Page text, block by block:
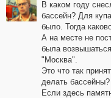
В каком году
бассейн? Для
было. Тогда
А на месте не
была
"Москва".
Это что так
делать бассейны?
Если здесь